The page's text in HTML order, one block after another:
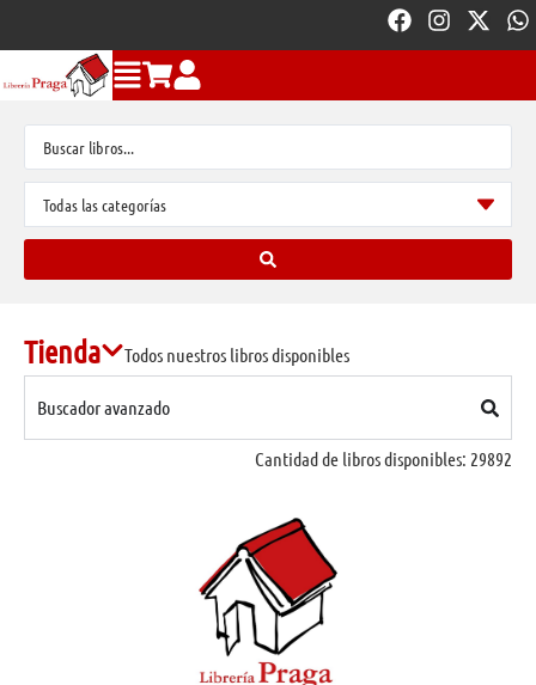
Tienda Todos nuestros libros disponibles
Buscador avanzado
Cantidad de libros disponibles: 29892